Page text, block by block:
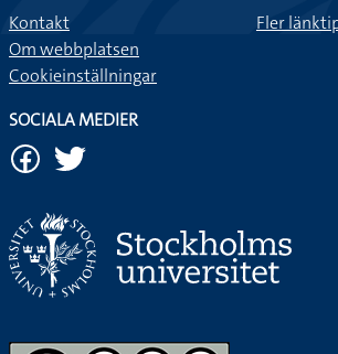
Kontakt
Om webbplatsen
Cookieinställningar
Fler
SOCIALA MEDIER